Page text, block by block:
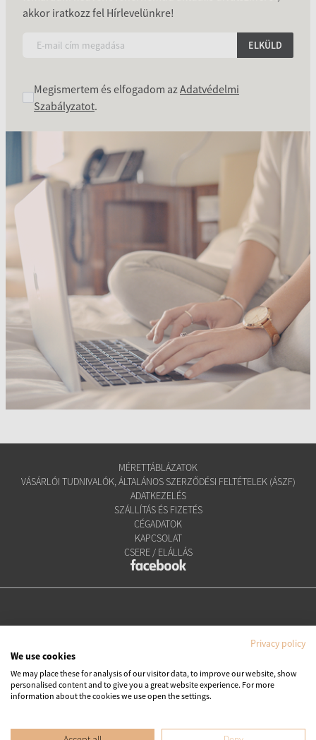
akkor iratkozz fel Hírlevelünkre!
ELKÜLD
Megismertem és elfogadom azAdatvédelmi
Szabályzatot.
MÉRETTÁBLÁZATOK
VÁSÁRLÓI TUDNIVALÓK, ÁLTALÁNOS SZERZŐDÉSI FELTÉTELEK (ÁSZF)
ADATKEZELÉS
SZÁLLÍTÁS ÉS FIZETÉS
CÉGADATOK
KAPCSOLAT
CSERE / ELÁLLÁS
Copyright © Ipanema Praia Kft.
Minden jog fenntartva. All rights reserved.
Privacy policy
We use cookies
We may place these for analysis of our visitor data, to improve our website, show
personalised content and to give you a great website experience. For more
information about the cookies we use open the settings.